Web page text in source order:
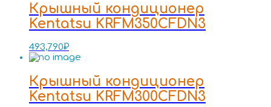
Крышный кондиционер
Kentatsu KRFM350CFDN3
493,790₽
Крышный кондиционер
Kentatsu KRFM300CFDN3